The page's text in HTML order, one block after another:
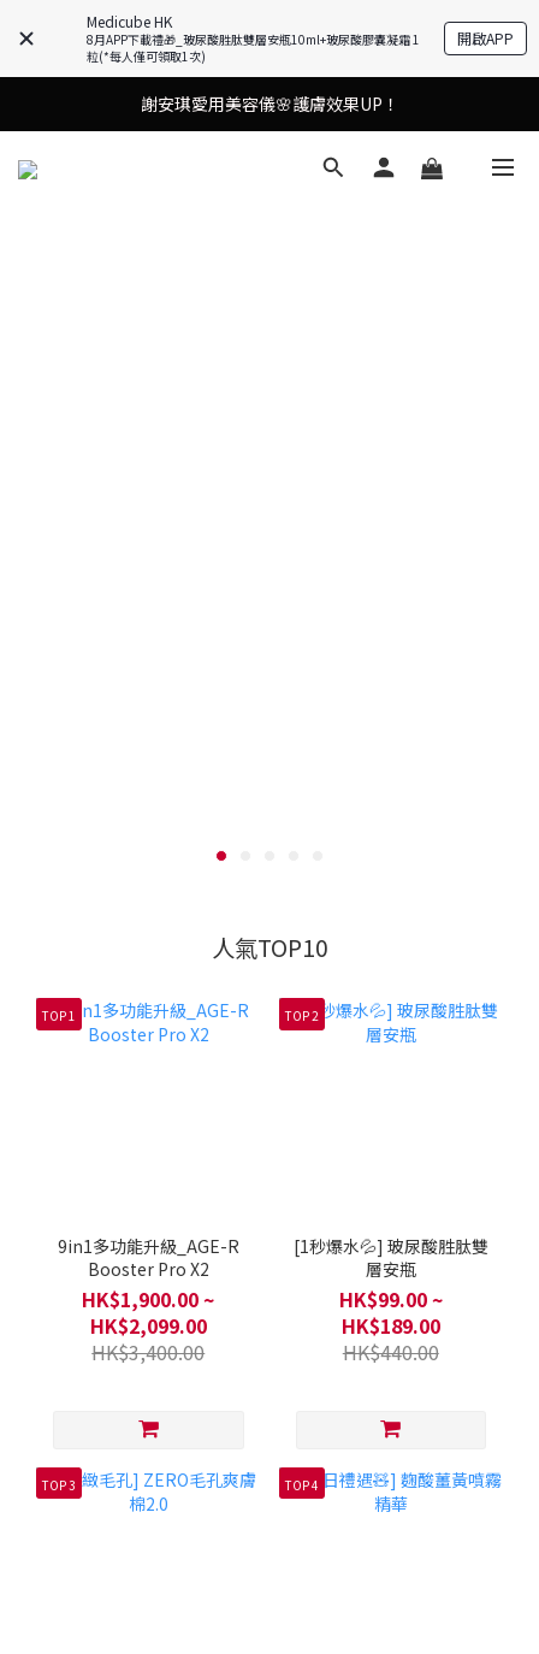
Medicube HK
8月APP下載禮🎁_玻尿酸胜肽雙層安瓶10ml+玻尿酸膠囊凝霜 1
粒(*每人僅可領取1次)
開啟APP
謝安琪愛用美容儀🌸護膚效果UP！
謝安琪愛用美容儀🌸護膚效果UP！
油痘肌救星💧玻尿酸58% OFF活動中！
人氣TOP10
TOP 1
9in1多功能升級_AGE-R
Booster Pro X2
HK$1,900.00 ~
HK$2,099.00
HK$3,400.00
TOP 2
[1秒爆水💦] 玻尿酸胜肽雙
層安瓶
HK$99.00 ~
HK$189.00
HK$440.00
TOP 3 TOP 4